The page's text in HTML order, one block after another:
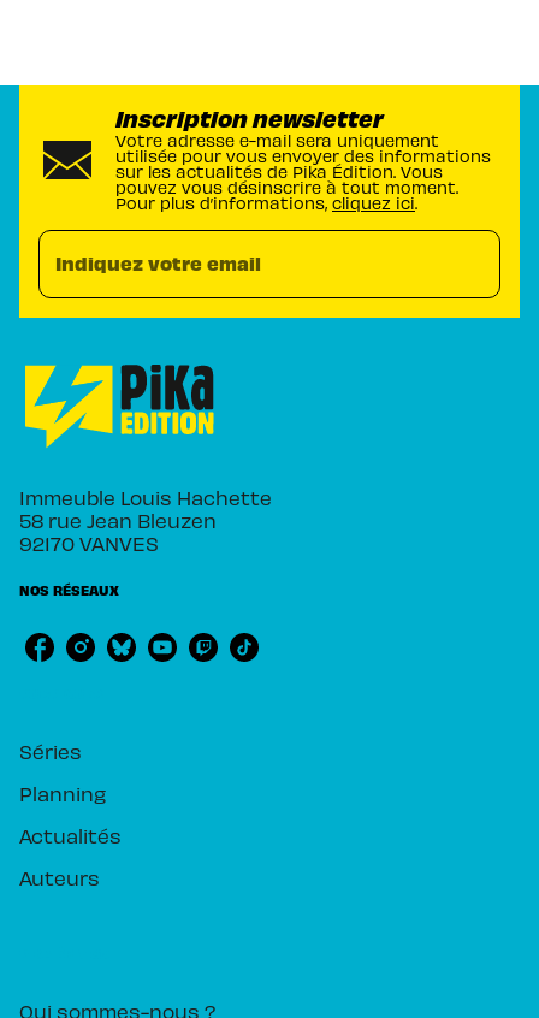
Inscription newsletter
Votre adresse e-mail sera uniquement
utilisée pour vous envoyer des informations
sur les actualités de Pika Édition. Vous
pouvez vous désinscrire à tout moment.
Pour plus d’informations, cliquez ici.
Indiquez votre email
Immeuble Louis Hachette
58 rue Jean Bleuzen
92170 VANVES
NOS RÉSEAUX
Séries
Planning
Actualités
Auteurs
Qui sommes-nous ?